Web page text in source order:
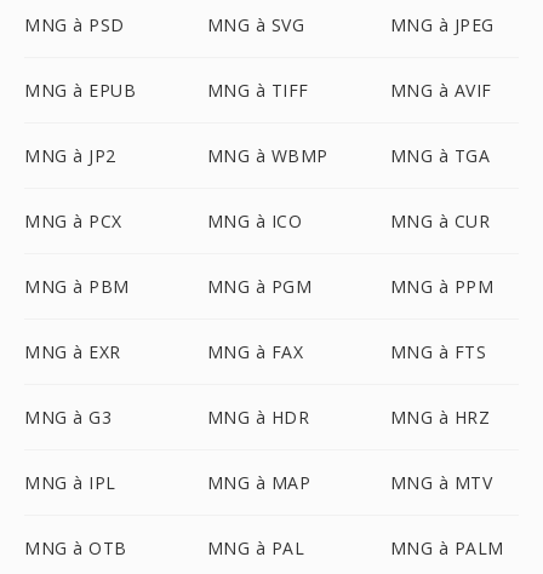
MNG à PSD MNG à SVG MNG à JPEG
MNG à EPUB MNG à TIFF MNG à AVIF
MNG à JP2 MNG à WBMP MNG à TGA
MNG à PCX MNG à ICO MNG à CUR
MNG à PBM MNG à PGM MNG à PPM
MNG à EXR MNG à FAX MNG à FTS
MNG à G3 MNG à HDR MNG à HRZ
MNG à IPL MNG à MAP MNG à MTV
MNG à OTB MNG à PAL MNG à PALM